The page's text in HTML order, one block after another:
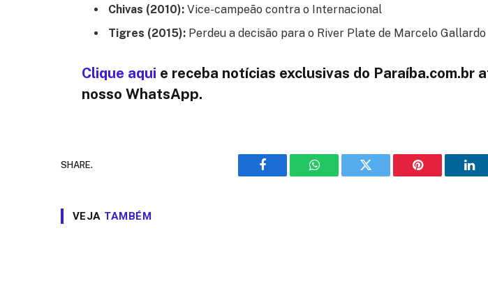
Chivas (2010): Vice-campeão contra o Internacional
Tigres (2015): Perdeu a decisão para o River Plate de Marcelo Gallardo
Clique aqui e receba notícias exclusivas do Paraíba.com.br
nosso WhatsApp.
SHARE.
Facebook WhatsAppTwitter Pinterest
VEJA TAMBÉM